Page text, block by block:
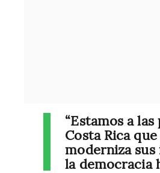
“Estamos a
Costa Rica
moderniza
la democracia